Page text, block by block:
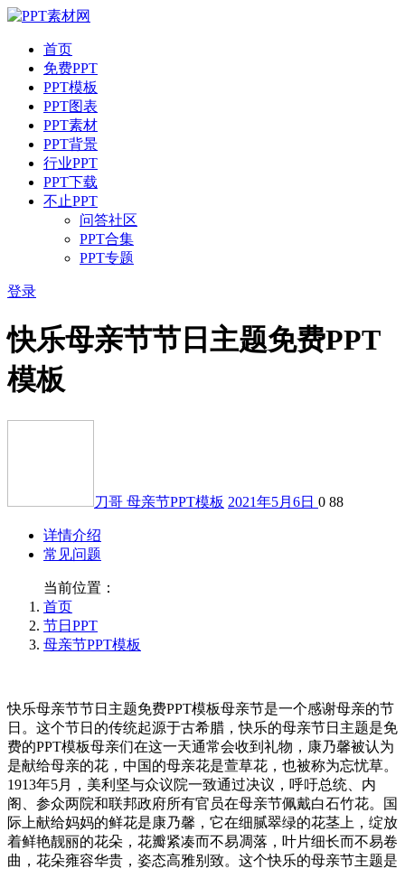
首页
免费PPT
PPT模板
PPT图表
PPT素材
PPT背景
行业PPT
PPT下载
不止PPT
问答社区
PPT合集
PPT专题
登录
快乐母亲节节日主题免费PPT
模板
刀哥 母亲节PPT模板 2021年5月6日 0 88
详情介绍
常见问题
当前位置：
首页
节日PPT
母亲节PPT模板
快乐母亲节节日主题免费PPT模板母亲节是一个感谢母亲的节
日。这个节日的传统起源于古希腊，快乐的母亲节日主题是免
费的PPT模板母亲们在这一天通常会收到礼物，康乃馨被认为
是献给母亲的花，中国的母亲花是萱草花，也被称为忘忧草。
1913年5月，美利坚与众议院一致通过决议，呼吁总统、内
阁、参众两院和联邦政府所有官员在母亲节佩戴白石竹花。国
际上献给妈妈的鲜花是康乃馨，它在细腻翠绿的花茎上，绽放
着鲜艳靓丽的花朵，花瓣紧凑而不易凋落，叶片细长而不易卷
曲，花朵雍容华贵，姿态高雅别致。这个快乐的母亲节主题是